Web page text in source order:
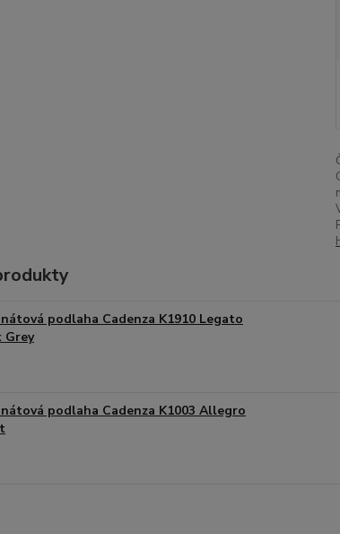
podlaha Cadenza K1910 Legato
Grey
podlaha Cadenza K1003 Allegro